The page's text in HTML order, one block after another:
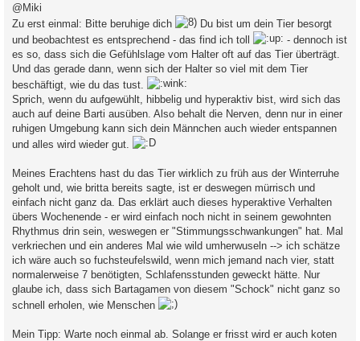
g
@Miki
Zu erst einmal: Bitte beruhige dich
Du bist um dein Tier besorgt
und beobachtest es entsprechend - das find ich toll
- dennoch ist
es so, dass sich die Gefühlslage vom Halter oft auf das Tier überträgt.
Und das gerade dann, wenn sich der Halter so viel mit dem Tier
beschäftigt, wie du das tust.
Sprich, wenn du aufgewühlt, hibbelig und hyperaktiv bist, wird sich das
auch auf deine Barti ausüben. Also behalt die Nerven, denn nur in einer
ruhigen Umgebung kann sich dein Männchen auch wieder entspannen
und alles wird wieder gut.
Meines Erachtens hast du das Tier wirklich zu früh aus der Winterruhe
geholt und, wie britta bereits sagte, ist er deswegen mürrisch und
einfach nicht ganz da. Das erklärt auch dieses hyperaktive Verhalten
übers Wochenende - er wird einfach noch nicht in seinem gewohnten
Rhythmus drin sein, weswegen er "Stimmungsschwankungen" hat. Mal
verkriechen und ein anderes Mal wie wild umherwuseln --> ich schätze
ich wäre auch so fuchsteufelswild, wenn mich jemand nach vier, statt
normalerweise 7 benötigten, Schlafensstunden geweckt hätte. Nur
glaube ich, dass sich Bartagamen von diesem "Schock" nicht ganz so
schnell erholen, wie Menschen
Mein Tipp: Warte noch einmal ab. Solange er frisst wird er auch koten